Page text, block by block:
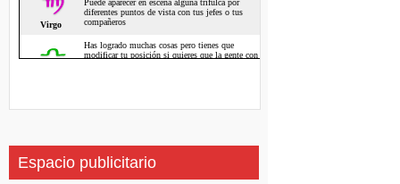
Espacio publicitario